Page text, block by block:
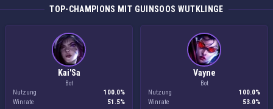
TOP-CHAMPIONS MIT GUINSOOS WUTKLINGE
Kai'Sa
Bot
Nutzung
100.0%
Winrate
51.5%
Vayne
Bot
Nutzung
100.0%
Winrate
53.0%